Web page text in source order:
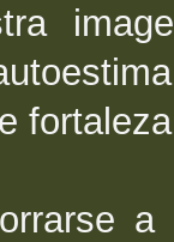
a